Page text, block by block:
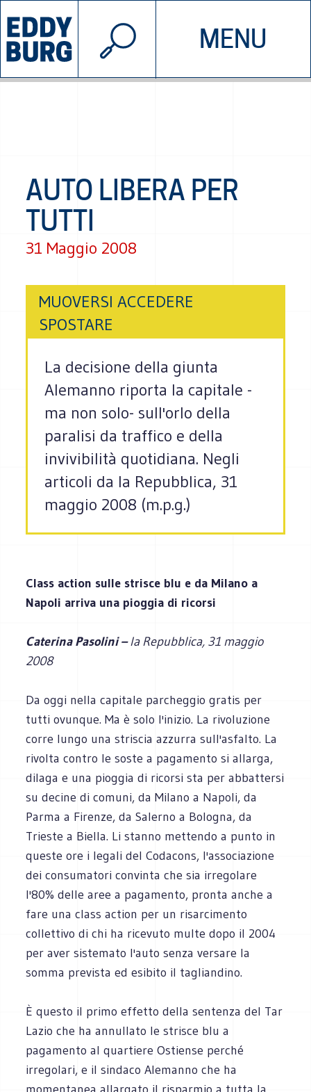
MENU
INIZIATIVE CHI SIAMO
© 2026 EDDYBURG
AUTO LIBERA PER
TUTTI
31 Maggio 2008
MUOVERSI ACCEDERE
SPOSTARE
La decisione della giunta
Alemanno riporta la capitale -
ma non solo- sull'orlo della
paralisi da traffico e della
invivibilità quotidiana. Negli
articoli da la Repubblica, 31
maggio 2008 (m.p.g.)
Class action sulle strisce blu e da Milano a
Napoli arriva una pioggia di ricorsi
Caterina Pasolini –la Repubblica, 31 maggio
2008
Da oggi nella capitale parcheggio gratis per
tutti ovunque. Ma è solo l'inizio. La rivoluzione
corre lungo una striscia azzurra sull'asfalto. La
rivolta contro le soste a pagamento si allarga,
dilaga e una pioggia di ricorsi sta per abbattersi
su decine di comuni, da Milano a Napoli, da
Parma a Firenze, da Salerno a Bologna, da
Trieste a Biella. Li stanno mettendo a punto in
queste ore i legali del Codacons, l'associazione
dei consumatori convinta che sia irregolare
l'80% delle aree a pagamento, pronta anche a
fare una class action per un risarcimento
collettivo di chi ha ricevuto multe dopo il 2004
per aver sistemato l'auto senza versare la
somma prevista ed esibito il tagliandino.
È questo il primo effetto della sentenza del Tar
Lazio che ha annullato le strisce blu a
pagamento al quartiere Ostiense perché
irregolari, e il sindaco Alemanno che ha